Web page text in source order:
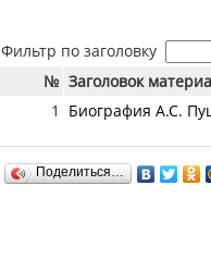
Фильтр по заголовку
№ Заголовок
1
Биография А.С.
Поделиться…